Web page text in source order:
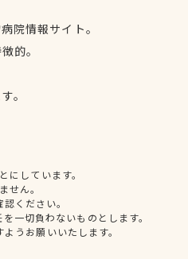
院情報サイト。
的。
。
しています。
せん。
ください。
一切負わないものとします。
うお願いいたします。